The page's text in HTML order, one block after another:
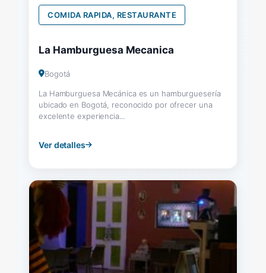
COMIDA RAPIDA, RESTAURANTE
La Hamburguesa Mecanica
Bogotá
La Hamburguesa Mecánica es un hamburguesería
ubicado en Bogotá, reconocido por ofrecer una
excelente experiencia...
Ver detalles